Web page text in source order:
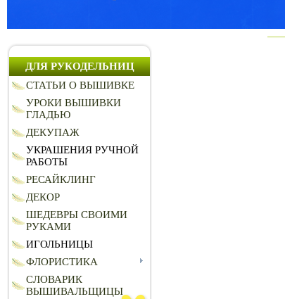
ДЛЯ РУКОДЕЛЬНИЦ
СТАТЬИ О ВЫШИВКЕ
УРОКИ ВЫШИВКИ
ГЛАДЬЮ
ДЕКУПАЖ
УКРАШЕНИЯ РУЧНОЙ
РАБОТЫ
РЕСАЙКЛИНГ
ДЕКОР
ШЕДЕВРЫ СВОИМИ
РУКАМИ
ИГОЛЬНИЦЫ
ФЛОРИСТИКА
СЛОВАРИК
ВЫШИВАЛЬЩИЦЫ